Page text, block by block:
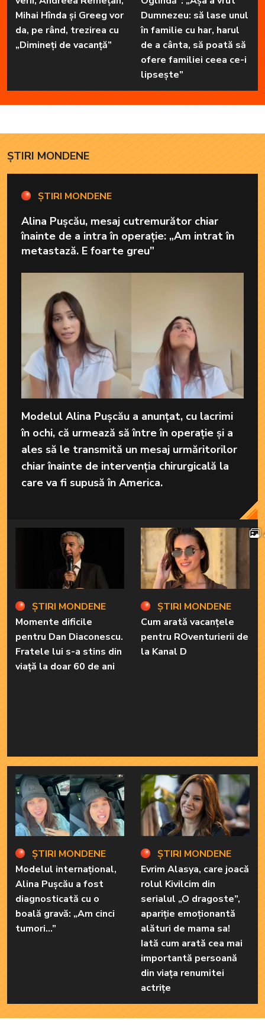
Mihai Hînda și Greeg vor
da, pe rând, trezirea cu
„Dimineți de vacanță”
Dumnezeu: să lase unul
în familie cu har, harul
de a cânta, să poată să
ofere familiei ceea ce-i
lipsește”
ȘTIRI MONDENE
ȘTIRI MONDENE
Alina Pușcău, mesaj cutremurător chiar
înainte de a intra în operație: „Am intrat în
metastază. E foarte greu”
Modelul Alina Pușcău a anunțat, cu lacrimi
în ochi, că urmează să între în operație și a
ales să le transmită un mesaj urmăritorilor
chiar înainte de intervenția chirurgicală la
care va fi supusă în America.
ȘTIRI MONDENE
Momente dificile
pentru Dan Diaconescu.
Fratele lui s-a stins din
viață la doar 60 de ani
ȘTIRI MONDENE
Modelul internațional,
Alina Pușcău a fost
diagnosticată cu o
boală gravă: „Am cinci
tumori...”
ȘTIRI MONDENE
Cum arată vacanțele
pentru ROventurierii de
la Kanal D
ȘTIRI MONDENE
Evrim Alasya, care joacă
rolul Kivilcim din
serialul „O dragoste”,
apariție emoționantă
alături de mama sa!
Iată cum arată cea mai
importantă persoană
din viața renumitei
actrițe